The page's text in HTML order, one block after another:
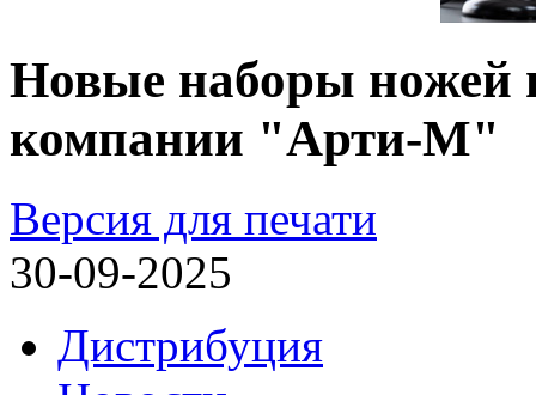
Новые наборы ножей
компании "Арти-М"
Версия для печати
30-09-2025
Дистрибуция